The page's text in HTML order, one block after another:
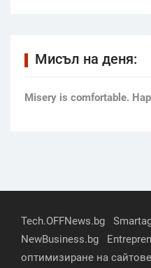
Мисъл на деня:
Мisery is comfortable.
Tech.OFFNews.bg
NewBusiness.bg
оптимизиране на